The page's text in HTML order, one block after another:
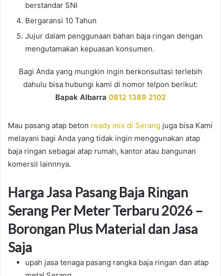
berstandar SNI
Bergaransi 10 Tahun
Jujur dalam penggunaan bahan baja ringan dengan
mengutamakan kepuasan konsumen.
Bagi Anda yang mungkin ingin berkonsultasi terlebih
dahulu bisa hubungi kami di nomor telpon berikut:
Bapak Albarra 0812 1389 2102
Mau pasang atap beton ready mix di Serang juga bisa Kami
melayani bagi Anda yang tidak ingin menggunakan atap
baja ringan sebagai atap rumah, kantor atau bangunan
komersil lainnnya.
Harga Jasa Pasang Baja Ringan
Serang Per Meter Terbaru 2026 –
Borongan Plus Material dan Jasa
Saja
upah jasa tenaga pasang rangka baja ringan dan atap